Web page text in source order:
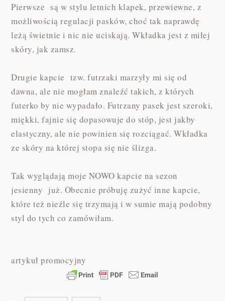
Pierwsze są w stylu letnich klapek, przewiewne, z
możliwością regulacji pasków, choć tak naprawdę
leżą świetnie i nic nie uciskają. Wkładka jest z miłej
skóry, jak zamsz.
Drugie kapcie tzw. futrzaki marzyły mi się od
dawna, ale nie mogłam znaleźć takich, z których
futerko by nie wypadało. Futrzany pasek jest szeroki,
miękki, fajnie się dopasowuje do stóp, jest jakby
elastyczny, ale nie powinien się rozciągać. Wkładka
ze skóry na której stopa się nie ślizga.
Tak wyglądają moje NOWO kapcie na sezon
jesienny już. Obecnie próbuję zużyć inne kapcie,
które też nieźle się trzymają i w sumie mają podobny
styl do tych co zamówiłam.
artykuł promocyjny